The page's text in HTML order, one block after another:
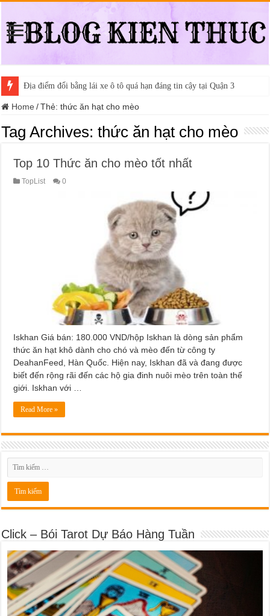
Địa điểm đổi bằng lái xe ô tô quá hạn đáng tin cậy tại Quận 3
Home / Thẻ:thức ăn hạt cho mèo
Tag Archives:thức ăn hạt cho mèo
Top 10 Thức ăn cho mèo tốt nhất
TopList 0
Iskhan Giá bán: 180.000 VND/hộp Iskhan là dòng sản phẩm
thức ăn hạt khô dành cho chó và mèo đến từ công ty
DeahanFeed, Hàn Quốc. Hiện nay, Iskhan đã và đang được
biết đến rộng rãi đến các hộ gia đinh nuôi mèo trên toàn thế
giới. Iskhan với …
Read More »
Click – Bói Tarot Dự Báo Hàng Tuần